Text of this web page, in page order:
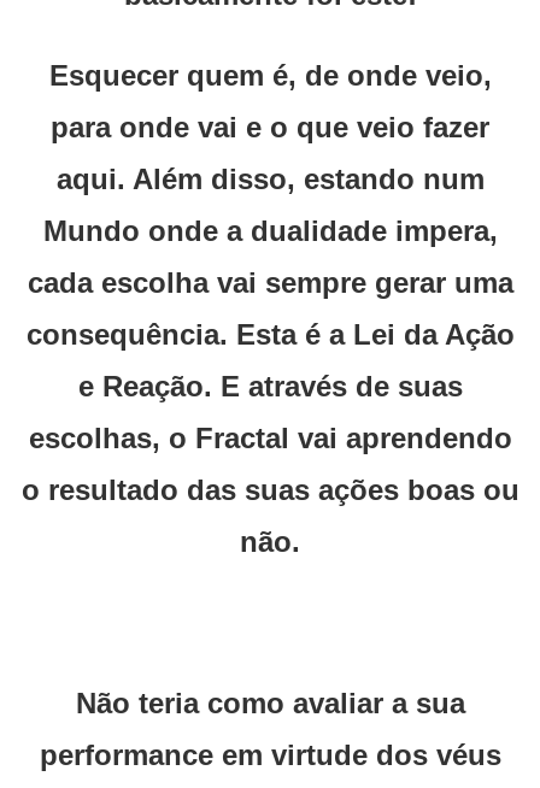
Esquecer quem é, de onde veio,
para onde vai e o que veio fazer
aqui. Além disso, estando num
Mundo onde a dualidade impera,
cada escolha vai sempre gerar uma
consequência. Esta é a Lei da Ação
e Reação. E através de suas
escolhas, o Fractal vai aprendendo
o resultado das suas ações boas ou
não.
Não teria como avaliar a sua
performance em virtude dos véus